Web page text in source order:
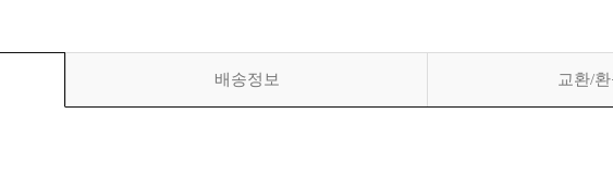
배송정보 교환/